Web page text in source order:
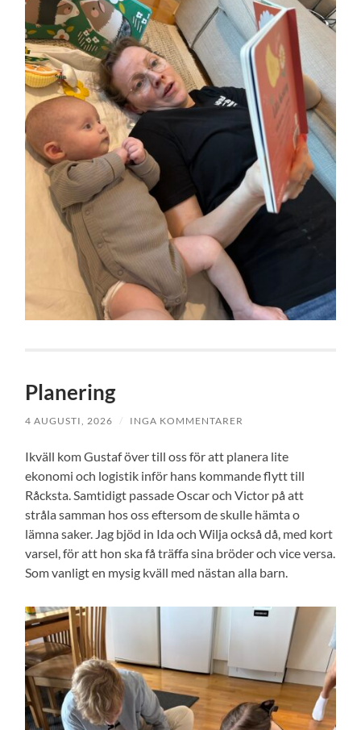
Planering
4 AUGUSTI, 2026 / INGA KOMMENTARER
Ikväll kom Gustaf över till oss för att planera lite
ekonomi och logistik inför hans kommande flytt till
Råcksta. Samtidigt passade Oscar och Victor på att
stråla samman hos oss eftersom de skulle hämta o
lämna saker. Jag bjöd in Ida och Wilja också då, med kort
varsel, för att hon ska få träffa sina bröder och vice versa.
Som vanligt en mysig kväll med nästan alla barn.